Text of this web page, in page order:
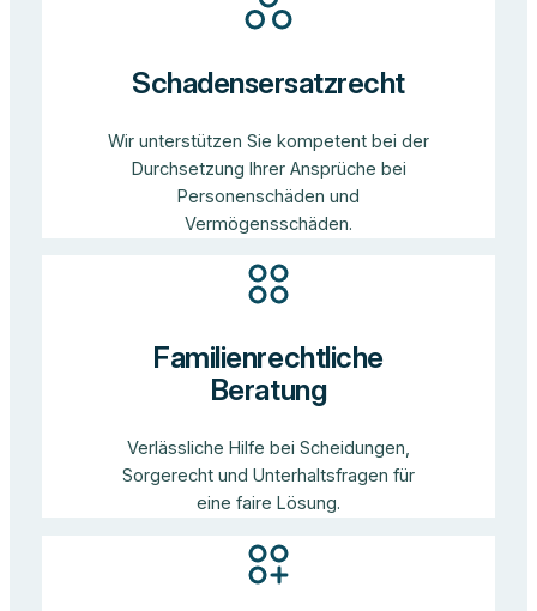
Schadensersatzrecht
Wir unterstützen Sie kompetent bei der
Durchsetzung Ihrer Ansprüche bei
Personenschäden und
Vermögensschäden.
Familienrechtliche
Beratung
Verlässliche Hilfe bei Scheidungen,
Sorgerecht und Unterhaltsfragen für
eine faire Lösung.